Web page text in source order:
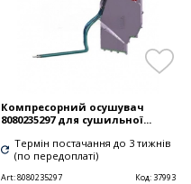
Компресорний осушувач
8080235297 для сушильної...
Термін постачання до 3 тижнів
(по передоплаті)
Art:8080235297 Код: 37993